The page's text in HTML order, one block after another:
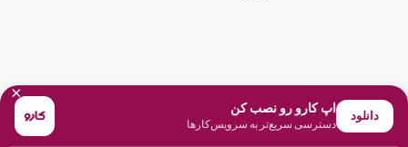
اول یه پاسخ برای مشتری بنویس
×
دانلود
اپ کارو رو نصب کن
دسترسی سریع‌تر به سرویس‌کارها